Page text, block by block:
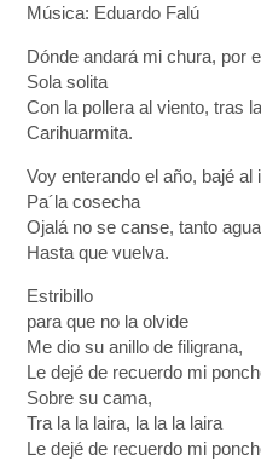
Música: Eduardo Falú
Dónde andará mi chura, por
Sola solita
Con la pollera al viento, tras
Carihuarmita.
Voy enterando el año, bajé al
Pa´la cosecha
Ojalá no se canse, tanto
Hasta que vuelva.
Estribillo
para que no la olvide
Me dio su anillo de filigrana,
Le dejé de recuerdo mi
Sobre su cama,
Tra la la laira, la la la laira
Le dejé de recuerdo mi